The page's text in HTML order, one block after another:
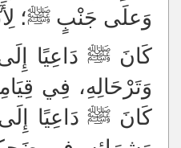
وَعلَى جَنْبٍ ﷺ؛
كَانَ ﷺ دَاعِيًا
وَتَرْحَالِهِ، فِي
كَانَ ﷺ دَاعِيًا